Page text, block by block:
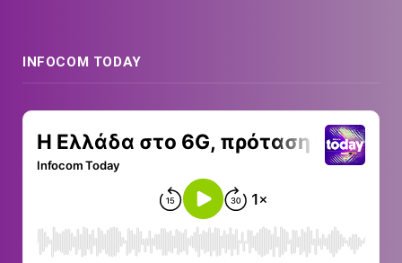
INFOCOM TODAY